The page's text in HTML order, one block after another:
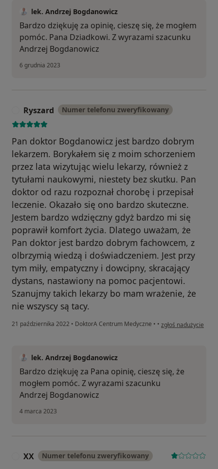
lek. Andrzej Bogdanowicz
Bardzo dziękuję za opinię, cieszę się, że mogłem
pomóc. Pana Dziadkowi. Z wyrazami szacunku
Andrzej Bogdanowicz
6 grudnia 2023
Ryszard Numer telefonu zweryfikowany
Pan doktor Bogdanowicz jest bardzo dobrym
lekarzem. Borykałem się z moim schorzeniem
przez lata wizytując wielu lekarzy, również z
tytułami naukowymi, niestety bez skutku. Pan
doktor od razu rozpoznał chorobę i przepisał
leczenie. Okazało się ono bardzo skuteczne.
Jestem bardzo wdzięczny gdyż bardzo mi się
poprawił komfort życia. Dlatego uważam, że
Pan doktor jest bardzo dobrym fachowcem, z
olbrzymią wiedzą i doświadczeniem. Jest przy
tym miły, empatyczny i dowcipny, skracający
dystans, nastawiony na pomoc pacjentowi.
Szanujmy takich lekarzy bo mam wrażenie, że
nie wszyscy są tacy.
21 października 2022 • DoktorA Centrum Medyczne • • w opinii użytkownika
zgłoś nadużycie
lek. Andrzej Bogdanowicz
Bardzo dziękuję za Pana opinię, cieszę się, że
mogłem pomóc. Z wyrazami szacunku
Andrzej Bogdanowicz
4 marca 2023
XX Numer telefonu zweryfikowany